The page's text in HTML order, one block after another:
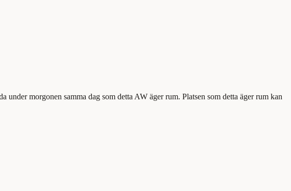
morgonen samma dag som detta AW äger rum. Platsen som detta äger rum kan